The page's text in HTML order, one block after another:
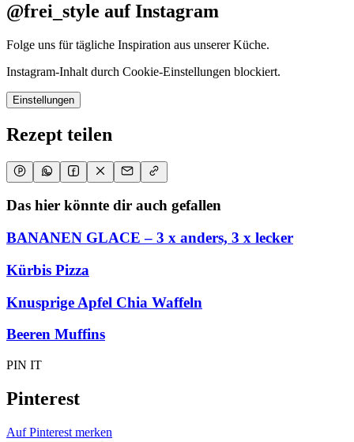
@frei_style auf Instagram
Folge uns für tägliche Inspiration aus unserer Küche.
Instagram-Inhalt durch Cookie-Einstellungen blockiert.
Einstellungen
Rezept teilen
Das hier könnte dir auch gefallen
BANANEN GLACE – 3 x anders, 3 x lecker
Kürbis Pizza
Knusprige Apfel Chia Waffeln
Beeren Muffins
PIN IT
Pinterest
Auf Pinterest merken